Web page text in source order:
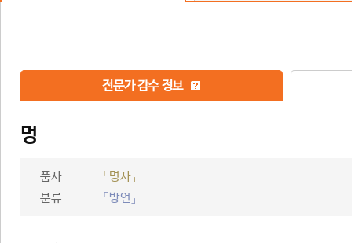
전문가 감수 정보
멍
품사
「명사」
분류
「방언」